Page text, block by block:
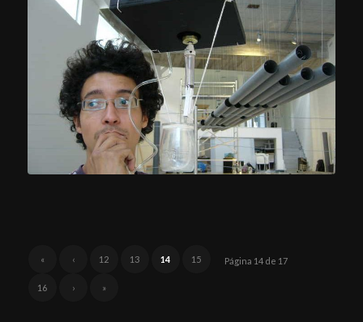
Página 14 de 17
« ‹ 12 13 14 15
16 › »